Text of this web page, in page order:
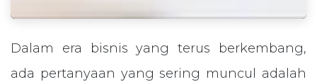
Dalam era bisnis yang terus berkembang,
ada pertanyaan yang sering muncul adalah